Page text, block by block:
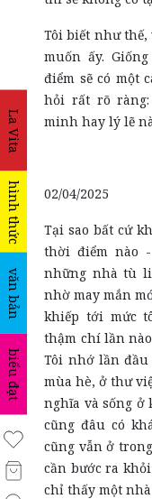
La Vita
hình thức
văn bản
biểu đạt
Tôi biết như
muốn ấy.
điểm sẽ có một
hỏi rất rõ ràng:
minh hay lý lẽ
02/04/2025
Tại sao bất cứ
thời điểm nào
những nhà tù
nhờ may mắn
khiếp tới mức
thậm chí lần
Tôi nhớ lần đầu
mùa hè, ở thư
nghĩa và sống ở
cũng đâu có
cũng vẫn ở
cần bước ra
chỉ thấy một